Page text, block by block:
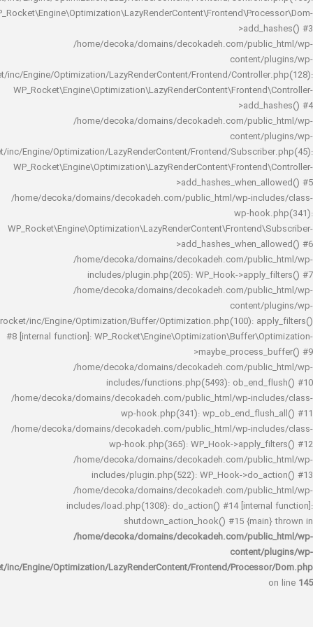
/home/decoka/domains/decokadeh.com/
rocket/inc/Engine/Optimization/LazyRenderContent/Frontend/
/home/decoka/domains/decokadeh.com/
rocket/inc/Engine/Optimization/LazyRenderContent/Frontend/
/home/decoka/domains/decokadeh.com/public_html/wp-
wp-
/home/decoka/domains/decokadeh.com/
includes/plugin.php(205): WP_Hook-
/home/decoka/domains/decokadeh.com/
rocket/inc/Engine/Optimization/Buffer/Optimization.php(100):
#8 [internal function]:
/home/decoka/domains/decokadeh.com/
includes/functions.php(5493):
/home/decoka/domains/decokadeh.com/public_html/wp-
wp-hook.php(341):
/home/decoka/domains/decokadeh.com/public_html/wp-
wp-hook.php(365): WP_Hook-
/home/decoka/domains/decokadeh.com/
includes/plugin.php(522): WP_Hook-
/home/decoka/domains/decokadeh.com/
includes/load.php(1308): do_action() #14
shutdown_action_hook() #15
/home/decoka/domains/decokadeh.com/
rocket/inc/Engine/Optimization/LazyRenderContent/Frontend/